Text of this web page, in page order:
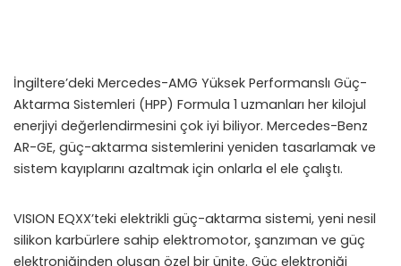
İngiltere’deki Mercedes-AMG Yüksek Performanslı Güç-
Aktarma Sistemleri (HPP) Formula 1 uzmanları her kilojul
enerjiyi değerlendirmesini çok iyi biliyor. Mercedes-Benz
AR-GE, güç-aktarma sistemlerini yeniden tasarlamak ve
sistem kayıplarını azaltmak için onlarla el ele çalıştı.
VISION EQXX’teki elektrikli güç-aktarma sistemi, yeni nesil
silikon karbürlere sahip elektromotor, şanzıman ve güç
elektroniğinden oluşan özel bir ünite. Güç elektroniği